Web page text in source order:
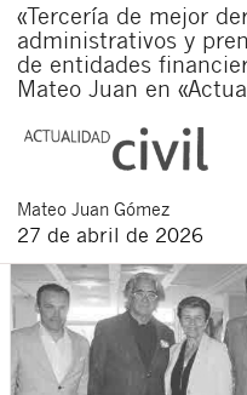
«Tercería de mejor
administrativos y
de entidades
Mateo Juan en
Mateo Juan Gómez
27 de abril de 2026